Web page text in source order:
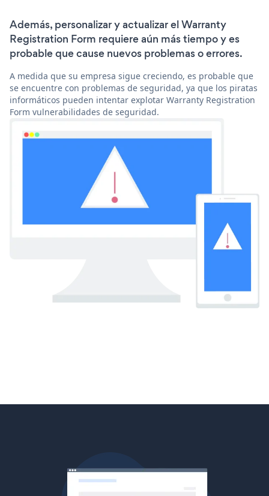
Además, personalizar y actualizar el Warranty
Registration Form requiere aún más tiempo y es
probable que cause nuevos problemas o errores.
A medida que su empresa sigue creciendo, es probable que
se encuentre con problemas de seguridad, ya que los piratas
informáticos pueden intentar explotar Warranty Registration
Form vulnerabilidades de seguridad.